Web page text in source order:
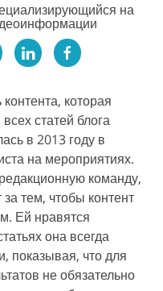
на
которая
статей блога
в 2013 году в
на мероприятиях.
команду,
тем, чтобы контент
Ей нравятся
она всегда
показывая, что для
не обязательно